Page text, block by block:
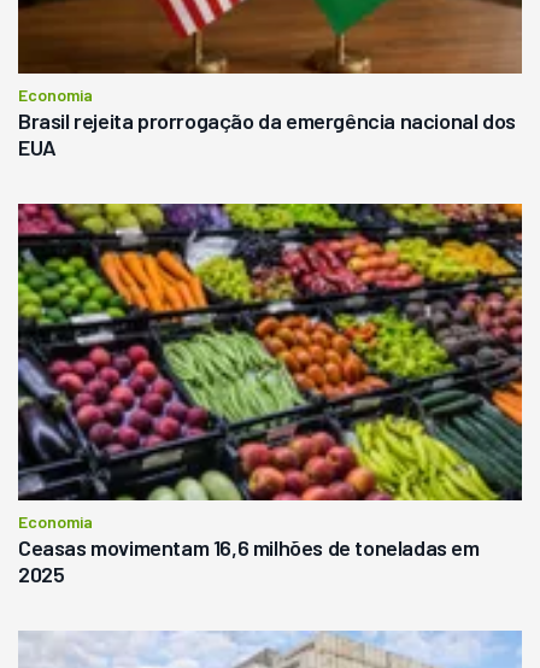
Economia
Brasil rejeita prorrogação da emergência nacional dos
EUA
Economia
Ceasas movimentam 16,6 milhões de toneladas em
2025